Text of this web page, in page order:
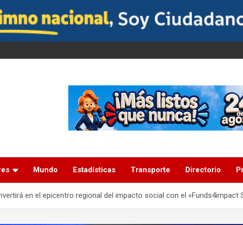
Mundo Estadísticas Transporte Directorio
en el epicentro regional del impacto social con el «Funds4impact